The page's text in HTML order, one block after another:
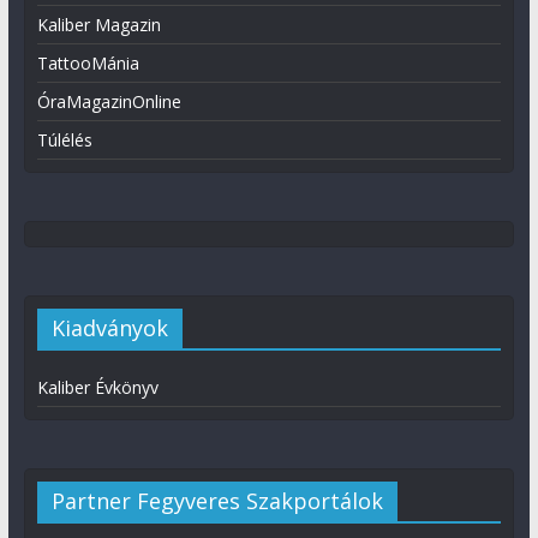
Kaliber Magazin
TattooMánia
ÓraMagazinOnline
Túlélés
Kiadványok
Kaliber Évkönyv
Partner Fegyveres Szakportálok